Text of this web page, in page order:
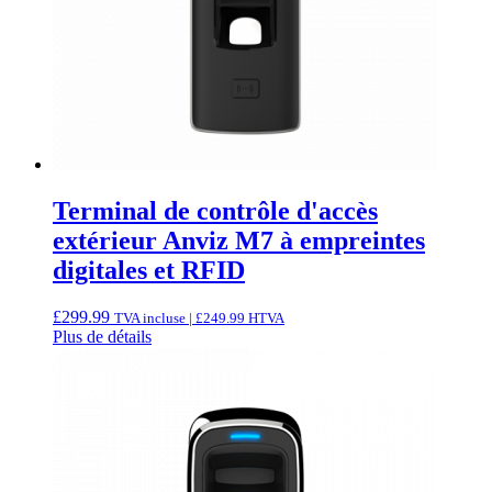
Terminal de contrôle d'accès
extérieur Anviz M7 à empreintes
digitales et RFID
£299.99 TVA incluse | £249.99 HTVA
Plus de détails